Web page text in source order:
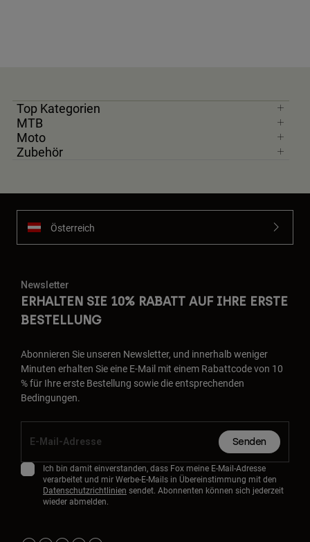
Top Kategorien
MTB
Moto
Zubehör
Österreich
Newsletter
ERHALTEN SIE 10% RABATT AUF IHRE ERSTE
BESTELLUNG
Abonnieren Sie unseren Newsletter, und innerhalb weniger
Minuten erhalten Sie eine E-Mail mit einem Rabattcode von 10
% für Ihre erste Bestellung sowie die entsprechenden
Bedingungen.
Senden
Ich bin damit einverstanden, dass Fox meine E-Mail-Adresse
verarbeitet und mir Werbe-E-Mails in Übereinstimmung mit den
Datenschutzrichtlinien sendet. Abonnenten können sich jederzeit
wieder abmelden.